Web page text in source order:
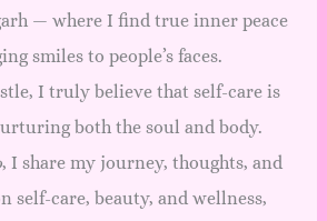
— where I find true inner peace
smiles to people’s faces.
I truly believe that self-care is
both the soul and body.
, I share my journey, thoughts, and
self-care, beauty, and wellness,